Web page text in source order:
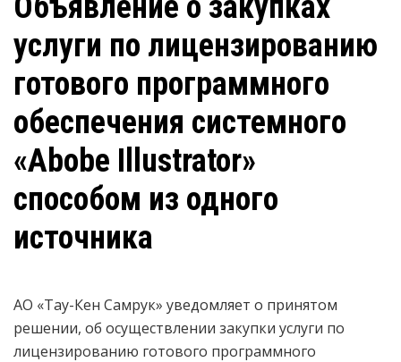
услуги по лицензированию
готового программного
обеспечения системного
«Abobe Illustrator»
способом из одного
источника
АО «Тау-Кен Самрук» уведомляет о принятом
решении, об осуществлении закупки услуги по
лицензированию готового программного